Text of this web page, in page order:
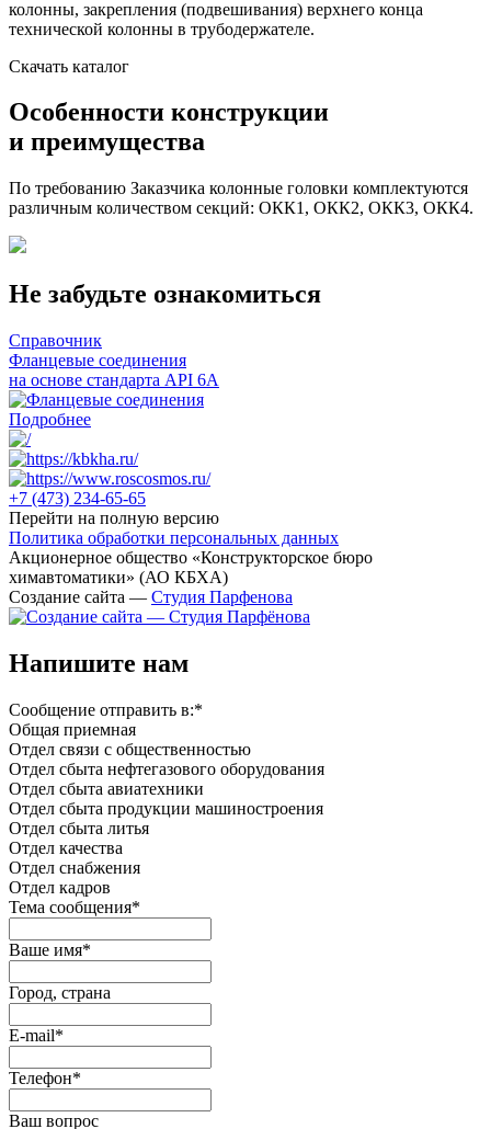
колонны, закрепления (подвешивания) верхнего конца
технической колонны в трубодержателе.
Скачать каталог
Особенности конструкции
и преимущества
По требованию Заказчика колонные головки комплектуются
различным количеством секций: ОКК1, ОКК2, ОКК3, ОКК4.
Не забудьте ознакомиться
Справочник
Фланцевые соединения
на основе стандарта API 6A
Подробнее
+7 (473) 234-65-65
Перейти на полную версию
Политика обработки персональных данных
Акционерное общество «Конструкторское бюро
химавтоматики» (АО КБХА)
Создание сайта — Студия Парфенова
Напишите нам
Сообщение отправить в:*
Общая приемная
Отдел связи с общественностью
Oтдел сбыта нефтегазового оборудования
Отдел сбыта авиатехники
Отдел сбыта продукции машиностроения
Отдел сбыта литья
Отдел качества
Oтдел снабжения
Отдел кадров
Тема сообщения*
Ваше имя*
Город, страна
E-mail*
Телефон*
Ваш вопрос